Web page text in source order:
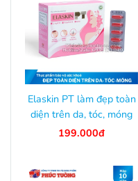
Elaskin PT làm đẹp toàn
diện trên da, tóc, móng
199.000đ